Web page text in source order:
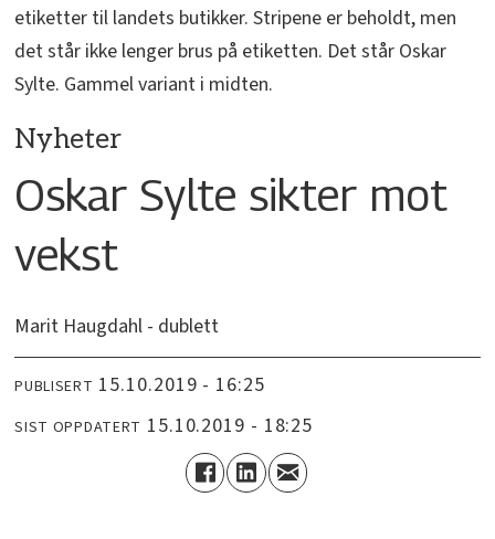
etiketter til landets butikker. Stripene er beholdt, men
det står ikke lenger brus på etiketten. Det står Oskar
Sylte. Gammel variant i midten.
Nyheter
Oskar Sylte sikter mot
vekst
Marit Haugdahl - dublett
PUBLISERT 15.10.2019 - 16:25
SIST OPPDATERT 15.10.2019 - 18:25